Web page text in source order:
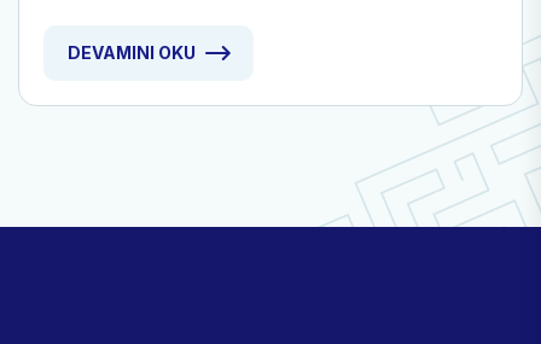
DEVAMINI OKU